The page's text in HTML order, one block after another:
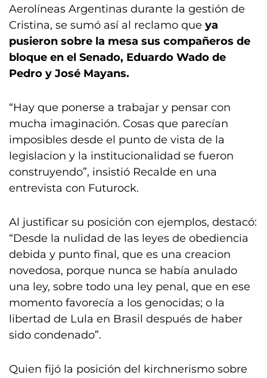
Aerolíneas Argentinas durante la gestión de
Cristina, se sumó así al reclamo que ya
pusieron sobre la mesa sus compañeros de
bloque en el Senado, Eduardo Wado de
Pedro y José Mayans.
“Hay que ponerse a trabajar y pensar con
mucha imaginación. Cosas que parecían
imposibles desde el punto de vista de la
legislacion y la institucionalidad se fueron
construyendo”, insistió Recalde en una
entrevista con Futurock.
Al justificar su posición con ejemplos, destacó:
“Desde la nulidad de las leyes de obediencia
debida y punto final, que es una creacion
novedosa, porque nunca se había anulado
una ley, sobre todo una ley penal, que en ese
momento favorecía a los genocidas; o la
libertad de Lula en Brasil después de haber
sido condenado”.
Quien fijó la posición del kirchnerismo sobre